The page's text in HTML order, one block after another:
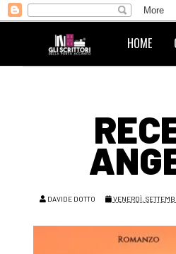
HOME
DAVIDE DOTTO VENERDÌ,